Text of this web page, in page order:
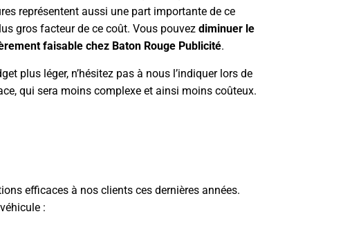
représentent aussi une part importante de ce
gros facteur de ce coût. Vous pouvez diminuer le
faisable chez Baton Rouge Publicité.
plus léger, n’hésitez pas à nous l’indiquer lors de
qui sera moins complexe et ainsi moins coûteux.
efficaces à nos clients ces dernières années.
: